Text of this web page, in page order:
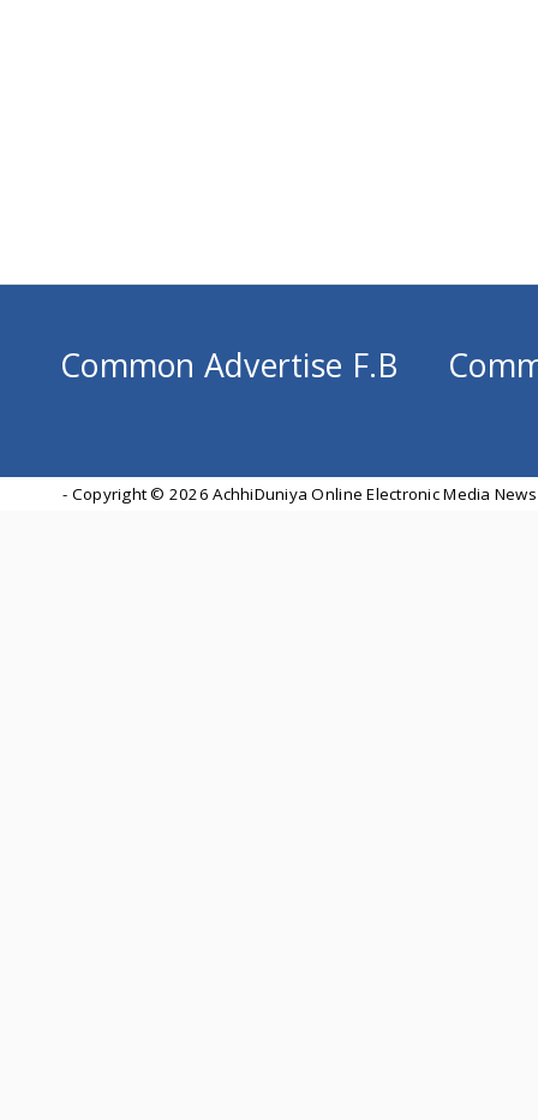
Common Advertise F.B
- Copyright © 2026 AchhiDuniya Online Electronic Media